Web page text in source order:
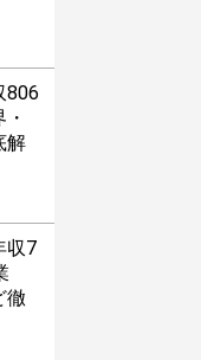
806
解
収7
徹